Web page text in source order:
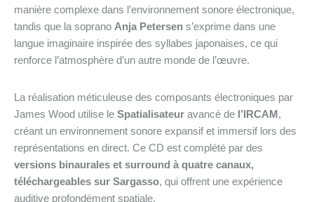
manière complexe dans l’environnement sonore électronique,
tandis que la soprano Anja Petersen s’exprime dans une
langue imaginaire inspirée des syllabes japonaises, ce qui
renforce l’atmosphère d’un autre monde de l’œuvre.
La réalisation méticuleuse des composants électroniques par
James Wood utilise le Spatialisateur avancé de l’IRCAM ,
créant un environnement sonore expansif et immersif lors des
représentations en direct. Ce CD est complété par des
versions binaurales et surround à quatre canaux,
téléchargeables sur Sargasso, qui offrent une expérience
auditive profondément spatiale.